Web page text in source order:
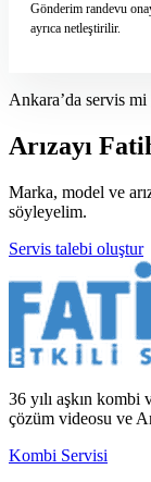
Gönderim randevu
ayrıca netleştirilir.
Ankara’da servis
Arızayı
Marka, model ve
söyleyelim.
Servis talebi oluştur
36 yılı aşkın kombi
çözüm videosu ve
Kombi Servisi